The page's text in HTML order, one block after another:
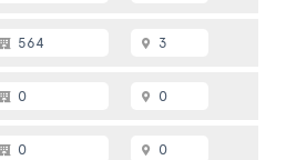
564 3
0 0
0 0